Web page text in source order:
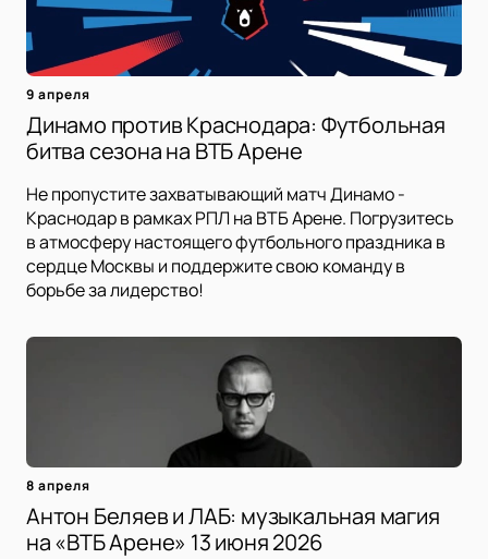
9 апреля
Динамо против Краснодара: Футбольная
битва сезона на ВТБ Арене
Не пропустите захватывающий матч Динамо -
Краснодар в рамках РПЛ на ВТБ Арене. Погрузитесь
в атмосферу настоящего футбольного праздника в
сердце Москвы и поддержите свою команду в
борьбе за лидерство!
8 апреля
Антон Беляев и ЛАБ: музыкальная магия
на «ВТБ Арене» 13 июня 2026